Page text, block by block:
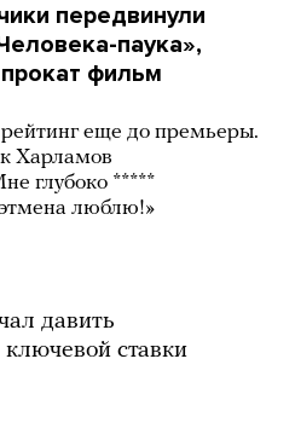
передвинули
паука»,
фильм
еще до премьеры.
Харламов
глубоко *****
люблю!»
давить
ставки